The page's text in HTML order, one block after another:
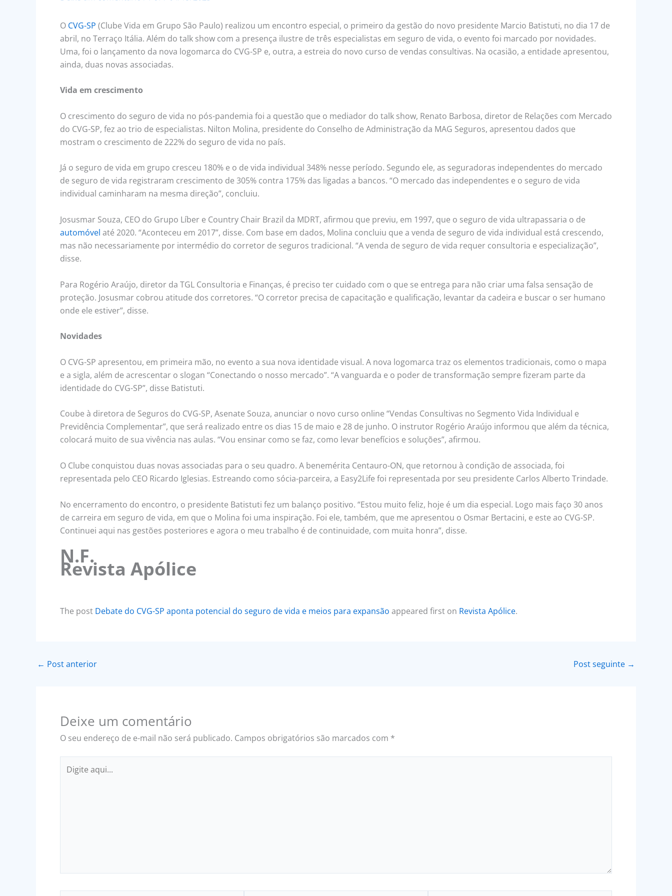
O CVG-SP (Clube Vida em Grupo São Paulo) realizou um encontro especial, o primeiro da gestão do novo presidente Marcio Batistuti, no dia 17 de
abril, no Terraço Itália. Além do talk show com a presença ilustre de três especialistas em seguro de vida, o evento foi marcado por novidades.
Uma, foi o lançamento da nova logomarca do CVG-SP e, outra, a estreia do novo curso de vendas consultivas. Na ocasião, a entidade apresentou,
ainda, duas novas associadas.
Vida em crescimento
O crescimento do seguro de vida no pós-pandemia foi a questão que o mediador do talk show, Renato Barbosa, diretor de Relações com Mercado
do CVG-SP, fez ao trio de especialistas. Nilton Molina, presidente do Conselho de Administração da MAG Seguros, apresentou dados que
mostram o crescimento de 222% do seguro de vida no país.
Já o seguro de vida em grupo cresceu 180% e o de vida individual 348% nesse período. Segundo ele, as seguradoras independentes do mercado
de seguro de vida registraram crescimento de 305% contra 175% das ligadas a bancos. “O mercado das independentes e o seguro de vida
individual caminharam na mesma direção”, concluiu.
Josusmar Souza, CEO do Grupo Líber e Country Chair Brazil da MDRT, afirmou que previu, em 1997, que o seguro de vida ultrapassaria o de
automóvel até 2020. “Aconteceu em 2017”, disse. Com base em dados, Molina concluiu que a venda de seguro de vida individual está crescendo,
mas não necessariamente por intermédio do corretor de seguros tradicional. “A venda de seguro de vida requer consultoria e especialização”,
disse.
Para Rogério Araújo, diretor da TGL Consultoria e Finanças, é preciso ter cuidado com o que se entrega para não criar uma falsa sensação de
proteção. Josusmar cobrou atitude dos corretores. “O corretor precisa de capacitação e qualificação, levantar da cadeira e buscar o ser humano
onde ele estiver”, disse.
Novidades
O CVG-SP apresentou, em primeira mão, no evento a sua nova identidade visual. A nova logomarca traz os elementos tradicionais, como o mapa
e a sigla, além de acrescentar o slogan “Conectando o nosso mercado”. “A vanguarda e o poder de transformação sempre fizeram parte da
identidade do CVG-SP”, disse Batistuti.
Coube à diretora de Seguros do CVG-SP, Asenate Souza, anunciar o novo curso online “Vendas Consultivas no Segmento Vida Individual e
Previdência Complementar”, que será realizado entre os dias 15 de maio e 28 de junho. O instrutor Rogério Araújo informou que além da técnica,
colocará muito de sua vivência nas aulas. “Vou ensinar como se faz, como levar benefícios e soluções”, afirmou.
O Clube conquistou duas novas associadas para o seu quadro. A benemérita Centauro-ON, que retornou à condição de associada, foi
representada pelo CEO Ricardo Iglesias. Estreando como sócia-parceira, a Easy2Life foi representada por seu presidente Carlos Alberto Trindade.
No encerramento do encontro, o presidente Batistuti fez um balanço positivo. “Estou muito feliz, hoje é um dia especial. Logo mais faço 30 anos
de carreira em seguro de vida, em que o Molina foi uma inspiração. Foi ele, também, que me apresentou o Osmar Bertacini, e este ao CVG-SP.
Continuei aqui nas gestões posteriores e agora o meu trabalho é de continuidade, com muita honra”, disse.
N.F.
Revista Apólice
The post Debate do CVG-SP aponta potencial do seguro de vida e meios para expansão appeared first on Revista Apólice.
← Post anterior Post seguinte →
Deixe um comentário
O seu endereço de e-mail não será publicado. Campos obrigatórios são marcados com *
aqui...